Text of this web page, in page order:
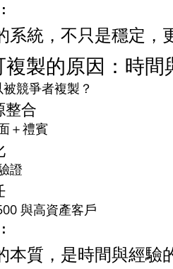
系統，不只是穩定，
製的原因：時間
競爭者複製？
整合
＋禮賓
證
與高資產客戶
本質，是時間與經驗